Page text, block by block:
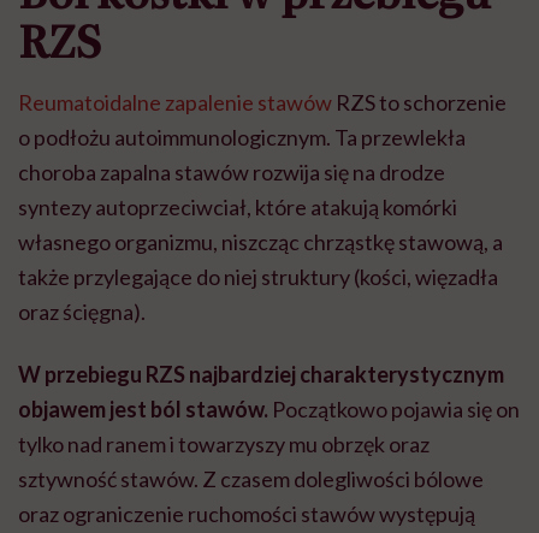
RZS
Reumatoidalne zapalenie stawów RZS to schorzenie
o podłożu autoimmunologicznym. Ta przewlekła
choroba zapalna stawów rozwija się na drodze
syntezy autoprzeciwciał, które atakują komórki
własnego organizmu, niszcząc chrząstkę stawową, a
także przylegające do niej struktury (kości, więzadła
oraz ścięgna).
W przebiegu RZS najbardziej charakterystycznym
objawem jest ból stawów. Początkowo pojawia się on
tylko nad ranem i towarzyszy mu obrzęk oraz
sztywność stawów. Z czasem dolegliwości bólowe
oraz ograniczenie ruchomości stawów występują